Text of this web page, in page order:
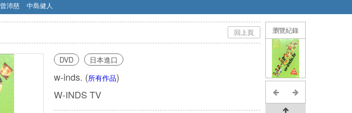
曾沛慈
中島健人
瀏覽紀錄
回上頁
DVD 日本進口
w-inds. (所有作品)
W-INDS TV